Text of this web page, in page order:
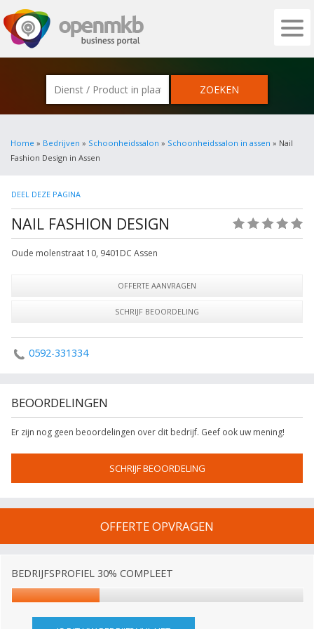
OPENMKB - DE ZAKELIJKE PORTAL
Home » Bedrijven » Schoonheidssalon » Schoonheidssalon in assen » Nail
Fashion Design in Assen
DEEL DEZE PAGINA
NAIL FASHION DESIGN
Oude molenstraat 10, 9401DC Assen
OFFERTE AANVRAGEN
SCHRIJF BEOORDELING
0592-331334
BEOORDELINGEN
Er zijn nog geen beoordelingen over dit bedrijf. Geef ook uw mening!
SCHRIJF BEOORDELING
OFFERTE OPVRAGEN
BEDRIJFSPROFIEL 30% COMPLEET